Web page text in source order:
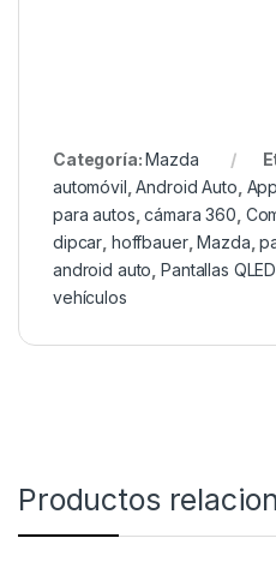
Categoría:Mazda
automóvil ,Android Auto
para autos ,cámara 360
dipcar hoffbauer,Mazda ,
android auto ,Pantallas QLED
vehículos
Productos